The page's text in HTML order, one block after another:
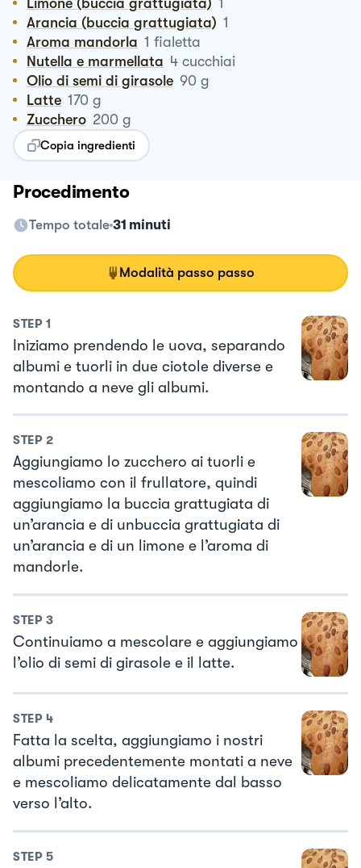
Arancia (buccia grattugiata) 1
Aroma mandorla 1 fialetta
Nutella e marmellata 4 cucchiai
Olio di semi di girasole 90 g
Latte 170 g
Zucchero 200 g
Copia ingredienti
Procedimento
Tempo totale 31 minuti
Modalità passo passo
STEP 1
Iniziamo prendendo le uova, separando
albumi e tuorli in due ciotole diverse e
montando a neve gli albumi.
STEP 2
Aggiungiamo lo zucchero ai tuorli e
mescoliamo con il frullatore, quindi
aggiungiamo la buccia grattugiata di
un’arancia e di unbuccia grattugiata di
un’arancia e di un limone e l’aroma di
mandorle.
STEP 3
Continuiamo a mescolare e aggiungiamo
l’olio di semi di girasole e il latte.
STEP 4
Fatta la scelta, aggiungiamo i nostri
albumi precedentemente montati a neve
e mescoliamo delicatamente dal basso
verso l’alto.
STEP 5